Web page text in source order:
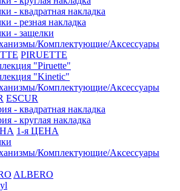
- квадратная накладка
- резная накладка
- защелки
Комплектующие/Аксессуары
PIRUETTE
"Piruette"
"Kinetic"
Комплектующие/Аксессуары
ESCUR
- квадратная накладка
- круглая накладка
1-я ЦЕНА
Комплектующие/Аксессуары
ALBERO